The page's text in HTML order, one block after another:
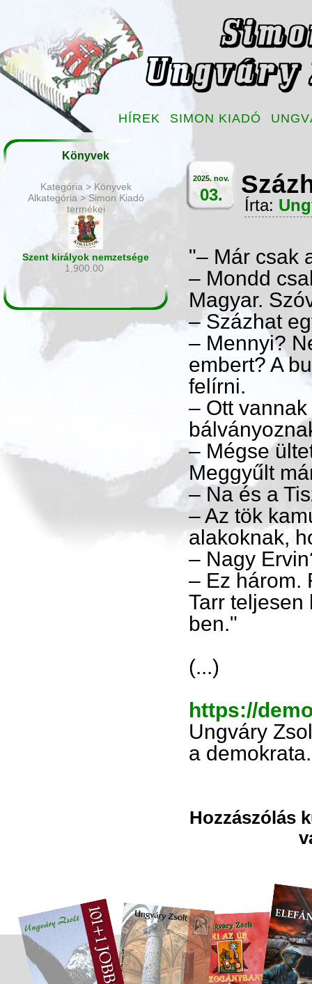
HÍREK SIMON KIADÓ
Könyvek
Kategória > Könyvek
Alkategória > Simon Kiadó
termékei
Szent királyok nemzetsége
1,900.00
2025. nov.
03.
Írta:
"– Már csak
– Mondd
Magyar.
– Százhat
– Mennyi?
embert? A
felírni.
– Ott
– Mégse
Meggyűlt
– Na és a
– Az tök
alakoknak,
– Nagy
– Ez három.
Tarr teljesen
ben."
(...)
https://
Ungváry
a
Hozzászólás